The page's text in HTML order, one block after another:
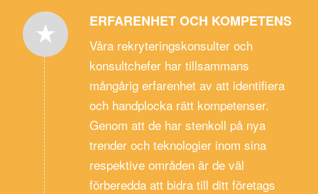
ERFARENHET OCH KOMPETENS
Våra rekryteringskonsulter och
konsultchefer har tillsammans
mångårig erfarenhet av att identifiera
och handplocka rätt kompetenser.
Genom att de har stenkoll på nya
trender och teknologier inom sina
respektive områden är de väl
förberedda att bidra till ditt företags